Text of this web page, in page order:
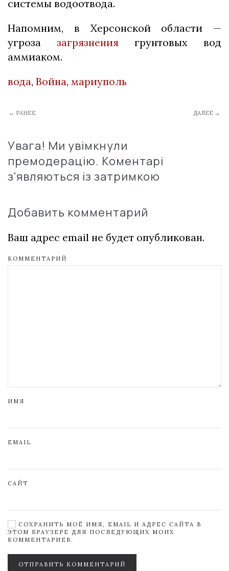
системы водоотвода.
Напомним, в Херсонской области —
угроза загрязнения грунтовых вод
аммиаком.
вода, Война, мариуполь
← РАНЕЕ ДАЛЕЕ →
Увага! Ми увімкнули
премодерацію. Коментарі
з'являються із затримкою
Добавить комментарий
Ваш адрес email не будет опубликован.
КОММЕНТАРИЙ
ИМЯ
EMAIL
САЙТ
СОХРАНИТЬ МОЁ ИМЯ, EMAIL И АДРЕС САЙТА В
ЭТОМ БРАУЗЕРЕ ДЛЯ ПОСЛЕДУЮЩИХ МОИХ
КОММЕНТАРИЕВ.
ОТПРАВИТЬ КОММЕНТАРИЙ